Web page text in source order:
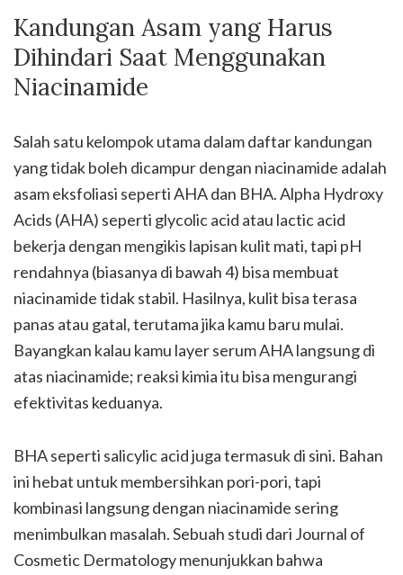
Kandungan Asam yang Harus
Dihindari Saat Menggunakan
Niacinamide
Salah satu kelompok utama dalam daftar kandungan
yang tidak boleh dicampur dengan niacinamide adalah
asam eksfoliasi seperti AHA dan BHA. Alpha Hydroxy
Acids (AHA) seperti glycolic acid atau lactic acid
bekerja dengan mengikis lapisan kulit mati, tapi pH
rendahnya (biasanya di bawah 4) bisa membuat
niacinamide tidak stabil. Hasilnya, kulit bisa terasa
panas atau gatal, terutama jika kamu baru mulai.
Bayangkan kalau kamu layer serum AHA langsung di
atas niacinamide; reaksi kimia itu bisa mengurangi
efektivitas keduanya.
BHA seperti salicylic acid juga termasuk di sini. Bahan
ini hebat untuk membersihkan pori-pori, tapi
kombinasi langsung dengan niacinamide sering
menimbulkan masalah. Sebuah studi dari Journal of
Cosmetic Dermatology menunjukkan bahwa